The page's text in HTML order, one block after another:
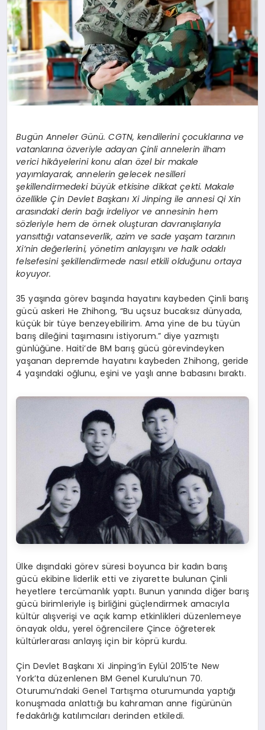
Bugün Anneler Günü. CGTN, kendilerini çocuklarına ve
vatanlarına özveriyle adayan Çinli annelerin ilham
verici hikâyelerini konu alan özel bir makale
yayımlayarak, annelerin gelecek nesilleri
şekillendirmedeki büyük etkisine dikkat çekti. Makale
özellikle Çin Devlet Başkanı Xi Jinping ile annesi Qi Xin
arasındaki derin bağı irdeliyor ve annesinin hem
sözleriyle hem de örnek oluşturan davranışlarıyla
yansıttığı vatanseverlik, azim ve sade yaşam tarzının
Xi’nin değerlerini, yönetim anlayışını ve halk odaklı
felsefesini şekillendirmede nasıl etkili olduğunu ortaya
koyuyor.
35 yaşında görev başında hayatını kaybeden Çinli barış
gücü askeri He Zhihong, “Bu uçsuz bucaksız dünyada,
küçük bir tüye benzeyebilirim. Ama yine de bu tüyün
barış dileğini taşımasını istiyorum.” diye yazmıştı
günlüğüne. Haiti’de BM barış gücü görevindeyken
yaşanan depremde hayatını kaybeden Zhihong, geride
4 yaşındaki oğlunu, eşini ve yaşlı anne babasını bıraktı.
Ülke dışındaki görev süresi boyunca bir kadın barış
gücü ekibine liderlik etti ve ziyarette bulunan Çinli
heyetlere tercümanlık yaptı. Bunun yanında diğer barış
gücü birimleriyle iş birliğini güçlendirmek amacıyla
kültür alışverişi ve açık kamp etkinlikleri düzenlemeye
önayak oldu, yerel öğrencilere Çince öğreterek
kültürlerarası anlayış için bir köprü kurdu.
Çin Devlet Başkanı Xi Jinping’in Eylül 2015’te New
York’ta düzenlenen BM Genel Kurulu’nun 70.
Oturumu’ndaki Genel Tartışma oturumunda yaptığı
konuşmada anlattığı bu kahraman anne figürünün
fedakârlığı katılımcıları derinden etkiledi.